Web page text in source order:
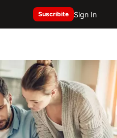
Suscribite Sign In